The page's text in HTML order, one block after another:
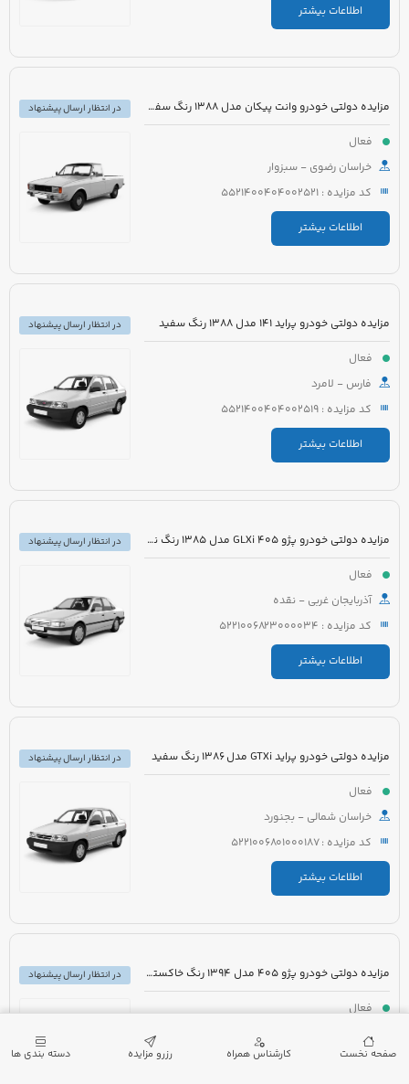
اطلاعات بیشتر
مزایده دولتی خودرو وانت پیکان مدل 1388 رنگ سفید شیری
فعال
خراسان رضوی - سبزوار
کد مزایده : 5521400404002521
اطلاعات بیشتر
در انتظار ارسال پیشنهاد
مزایده دولتی خودرو پراید 141 مدل 1388 رنگ سفید
فعال
فارس - لامرد
کد مزایده : 5521400404002519
اطلاعات بیشتر
در انتظار ارسال پیشنهاد
مزایده دولتی خودرو پژو 405 GLXi مدل 1385 رنگ نقره ای
فعال
آذربایجان غربی - نقده
کد مزایده : 5221006823000034
اطلاعات بیشتر
در انتظار ارسال پیشنهاد
مزایده دولتی خودرو پراید GTXi مدل 1386 رنگ سفید
فعال
خراسان شمالی - بجنورد
کد مزایده : 5221006801000187
اطلاعات بیشتر
در انتظار ارسال پیشنهاد
مزایده دولتی خودرو پژو 405 مدل 1394 رنگ خاکستری
فعال
خراسان شمالی - بجنورد
کد مزایده : 5221006801000186
در انتظار ارسال پیشنهاد
صفحه نخست کارشناس همراه رزرو مزایده دسته بندی ها